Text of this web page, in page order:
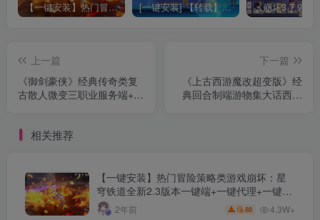
【一键安装】热门冒险策略类游戏崩坏：星穹铁道全新2.3版本一键端+一键代理+一键启动+免虚拟机 [一键安装] 【转载】原神3.4真端服务端+源码+配套客户端+详尽说明+GM工具+源码说明文件
上一篇
《御剑豪侠》经典传奇类复
古散人微变三职业服务端+智
下一篇
《上古西游魔改超变版》经
典回合制端游物集大话西游
相关推荐
【一键安装】热门冒险策略类游戏崩坏：星
穹铁道全新2.3版本一键端+一键代理+一键启
动+免虚拟机
2年前 88 4.3W+